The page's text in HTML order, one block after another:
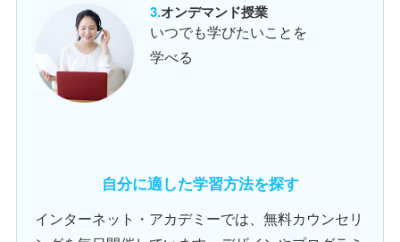
オンデマンド授業
いつでも学びたいことを
学べる
自分に適した学習方法を探す
インターネット・アカデミーでは、無料カウンセリ